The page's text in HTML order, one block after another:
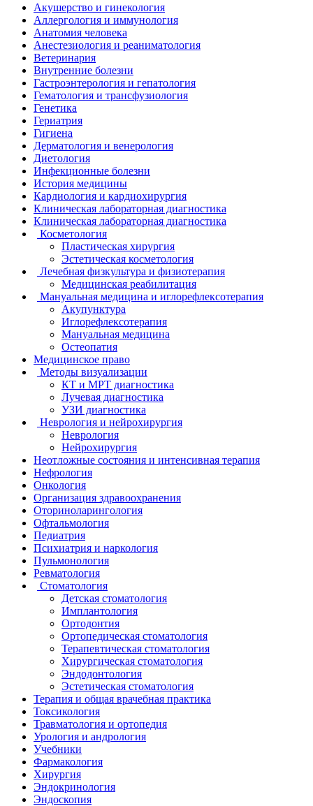
Акушерство и гинекология
Аллергология и иммунология
Анатомия человека
Анестезиология и реаниматология
Ветеринария
Внутренние болезни
Гастроэнтерология и гепатология
Гематология и трансфузиология
Генетика
Гериатрия
Гигиена
Дерматология и венерология
Диетология
Инфекционные болезни
История медицины
Кардиология и кардиохирургия
Клиническая лабораторная диагностика
Клиническая лабораторная диагностика
Косметология
Пластическая хирургия
Эстетическая косметология
Лечебная физкультура и физиотерапия
Медицинская реабилитация
Мануальная медицина и иглорефлексотерапия
Акупунктура
Иглорефлексотерапия
Мануальная медицина
Остеопатия
Медицинское право
Методы визуализации
КТ и МРТ диагностика
Лучевая диагностика
УЗИ диагностика
Неврология и нейрохирургия
Неврология
Нейрохирургия
Неотложные состояния и интенсивная терапия
Нефрология
Онкология
Организация здравоохранения
Оториноларингология
Офтальмология
Педиатрия
Психиатрия и наркология
Пульмонология
Ревматология
Стоматология
Детская стоматология
Имплантология
Ортодонтия
Ортопедическая стоматология
Терапевтическая стоматология
Хирургическая стоматология
Эндодонтология
Эстетическая стоматология
Терапия и общая врачебная практика
Токсикология
Травматология и ортопедия
Урология и андрология
Учебники
Фармакология
Хирургия
Эндокринология
Эндоскопия